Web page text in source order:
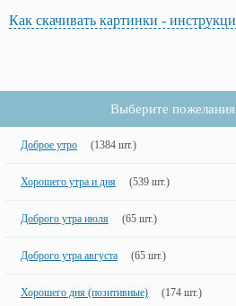
Как скачивать картинки -
Выберите пожелания
Доброе утро (1384 шт.)
Хорошего утра и дня (539 шт.)
Доброго утра июля (65 шт.)
Доброго утра августа (65 шт.)
Хорошего дня (позитивные) (174 шт.)